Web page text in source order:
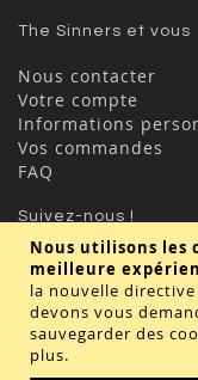
Nous utilisons les
meilleure
la nouvelle
devons vous
sauvegarder des
plus.
The Sinners et vous
Nous contacter
Votre compte
Informations
Vos commandes
FAQ
Suivez-nous !
Valider